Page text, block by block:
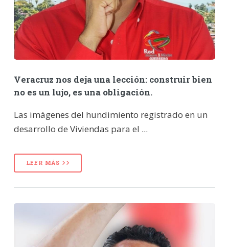
Veracruz nos deja una lección: construir bien
no es un lujo, es una obligación.
Las imágenes del hundimiento registrado en un
desarrollo de Viviendas para el ...
LEER MÁS